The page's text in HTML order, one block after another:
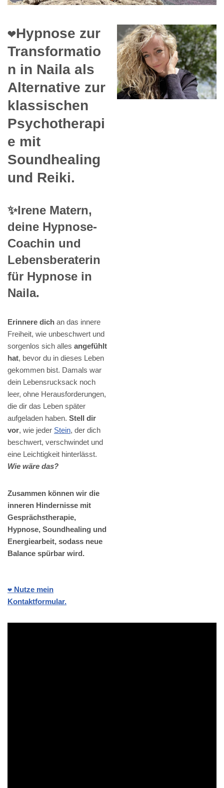
❤️Hypnose zur
Transformatio
n in Naila als
Alternative zur
klassischen
Psychotherapi
e mit
Soundhealing
und Reiki.
✨Irene Matern,
deine Hypnose-
Coachin und
Lebensberaterin
für Hypnose in
Naila.
Erinnere dich an das innere
Freiheit, wie unbeschwert und
sorgenlos sich alles angefühlt
hat, bevor du in dieses Leben
gekommen bist. Damals war
dein Lebensrucksack noch
leer, ohne Herausforderungen,
die dir das Leben später
aufgeladen haben. Stell dir
vor, wie jeder Stein, der dich
beschwert, verschwindet und
eine Leichtigkeit hinterlässt.
Wie wäre das?
Zusammen können wir die
inneren Hindernisse mit
Gesprächstherapie,
Hypnose, Soundhealing und
Energiearbeit, sodass neue
Balance spürbar wird.
❤️ Nutze mein
Kontaktformular.